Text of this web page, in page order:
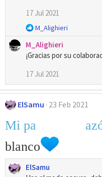
17 Jul 2021
R
a
c
i
o
n
e
:
M_Alighieri
M_Alighieri
¡Gracias por su
17 Jul 2021
ElSamu 23 Feb 2021
Mi pa
blanco
ElSamu